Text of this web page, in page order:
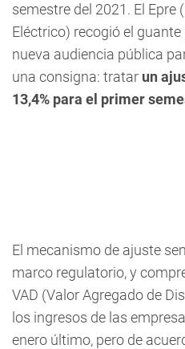
semestre del 2021. El Epre
Eléctrico) recogió el
nueva audiencia pública
una consigna: tratar un
13,4% para el primer
El mecanismo de ajuste
marco regulatorio, y
VAD (Valor Agregado de
los ingresos de las
enero último, pero de